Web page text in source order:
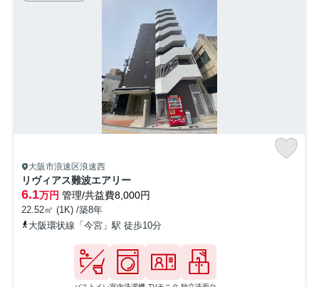
大阪市浪速区浪速西
リヴィアス難波エアリー
6.1万円 管理/共益費8,000円
22.52㎡ (1K) /築8年
大阪環状線「今宮」駅 徒歩10分